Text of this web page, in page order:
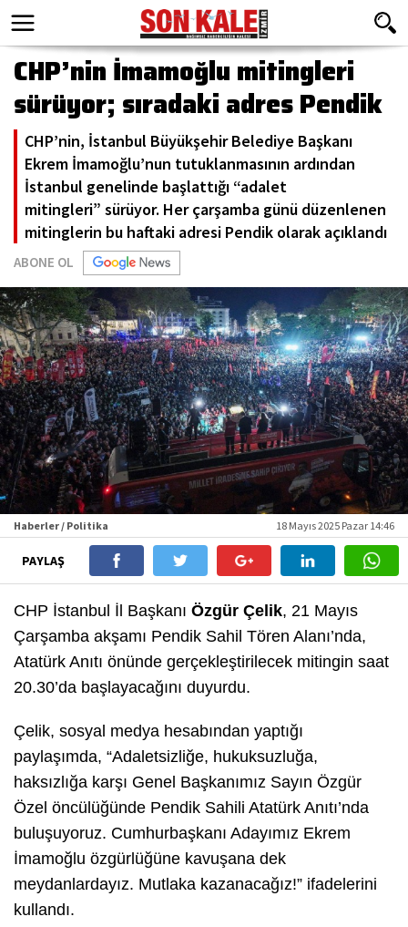
CHP’nin İmamoğlu mitingleri
sürüyor; sıradaki adres Pendik
CHP’nin, İstanbul Büyükşehir Belediye Başkanı
Ekrem İmamoğlu’nun tutuklanmasının ardından
İstanbul genelinde başlattığı “adalet
mitingleri” sürüyor. Her çarşamba günü düzenlenen
mitinglerin bu haftaki adresi Pendik olarak açıklandı
ABONE OL
Haberler / Politika 18 Mayıs 2025 Pazar 14:46
PAYLAŞ
CHP İstanbul İl Başkanı Özgür Çelik, 21 Mayıs
Çarşamba akşamı Pendik Sahil Tören Alanı’nda,
Atatürk Anıtı önünde gerçekleştirilecek mitingin saat
20.30’da başlayacağını duyurdu.
Çelik, sosyal medya hesabından yaptığı
paylaşımda, “Adaletsizliğe, hukuksuzluğa,
haksızlığa karşı Genel Başkanımız Sayın Özgür
Özel öncülüğünde Pendik Sahili Atatürk Anıtı’nda
buluşuyoruz. Cumhurbaşkanı Adayımız Ekrem
İmamoğlu özgürlüğüne kavuşana dek
meydanlardayız. Mutlaka kazanacağız!” ifadelerini
kullandı.